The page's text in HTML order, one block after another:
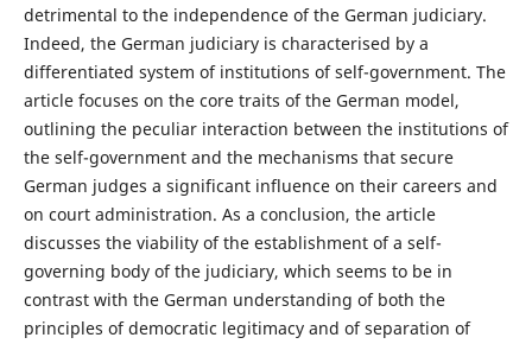
detrimental to the independence of the German judiciary.
Indeed, the German judiciary is characterised by a
differentiated system of institutions of self-government. The
article focuses on the core traits of the German model,
outlining the peculiar interaction between the institutions of
the self-government and the mechanisms that secure
German judges a significant influence on their careers and
on court administration. As a conclusion, the article
discusses the viability of the establishment of a self-
governing body of the judiciary, which seems to be in
contrast with the German understanding of both the
principles of democratic legitimacy and of separation of